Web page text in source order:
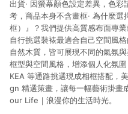
出貨· 因螢幕顏色設定差異，色彩
考，商品本身不含畫框· 為什麼
框）』？我們提供高質感布面專
自行挑選裝裱最適合自己空間風
自然木質，皆可展現不同的氣氛
框型與空間風格，增添個人化氛
KEA 等通路挑選現成相框搭配，
gn 精選策畫，讓每一幅藝術掛畫
our Life｜浪漫你的生活時光。